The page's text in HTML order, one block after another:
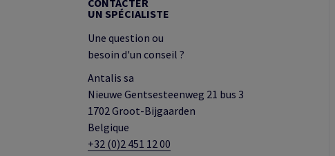
CONTACTER
UN SPÉCIALISTE
Une question ou
besoin d'un conseil ?
Antalis sa
Nieuwe Gentsesteenweg 21 bus 3
1702 Groot-Bijgaarden
Belgique
+32 (0)2 451 12 00